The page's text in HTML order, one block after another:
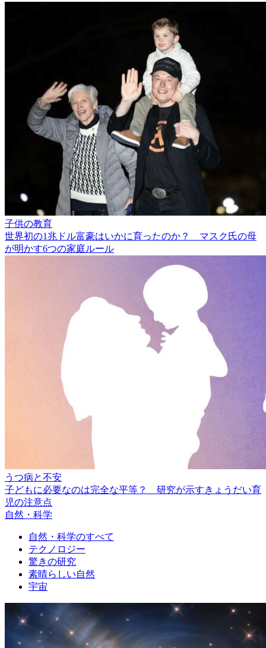
子供の教育
世界初の1兆ドル富豪はいかに育ったのか？ マスク氏の母
が明かす6つの家庭ルール
うつ病と不安
子どもに必要なのは完全な平等？ 研究が示すきょうだい育
児の注意点
自然・科学
自然・科学のすべて
テクノロジー
驚きの研究
素晴らしい自然
宇宙